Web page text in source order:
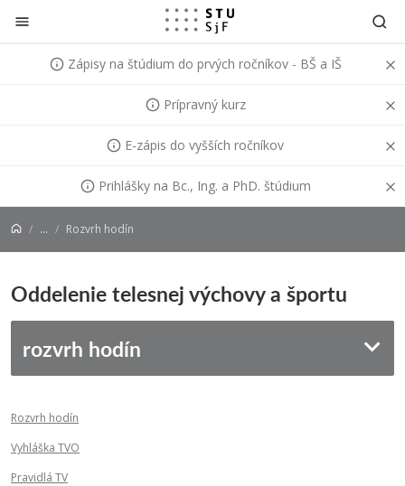
Prejsť na obsah
Zápisy na štúdium do prvých ročníkov - BŠ a IŠ
Prípravný kurz
E-zápis do vyšších ročníkov
Prihlášky na Bc., Ing. a PhD. štúdium
... Rozvrh hodín
Oddelenie telesnej výchovy a športu
rozvrh hodín
Rozvrh hodín
Vyhláška TVO
Pravidlá TV